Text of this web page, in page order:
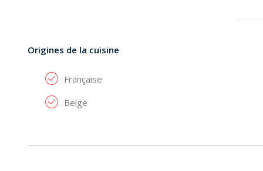
Origines de la cuisine
Française
Belge